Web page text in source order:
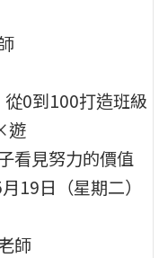
0到100打造班級
遊
看見努力的價值
19日（星期二）
師